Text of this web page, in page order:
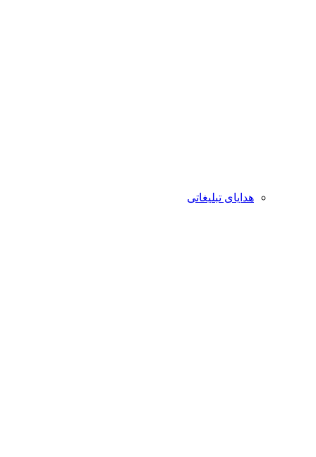
هدایای تبلیغاتی